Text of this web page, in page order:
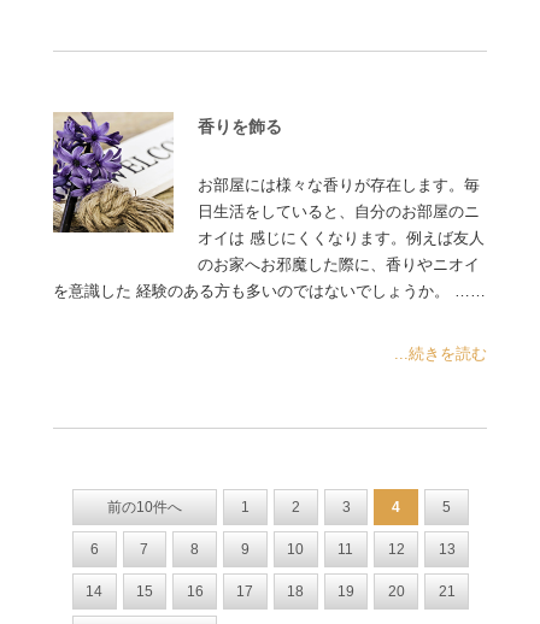
香りを飾る
お部屋には様々な香りが存在します。毎
日生活をしていると、自分のお部屋のニ
オイは 感じにくくなります。例えば友人
のお家へお邪魔した際に、香りやニオイ
を意識した 経験のある方も多いのではないでしょうか。 ……
...続きを読む
前の10件へ 1 2 3 4 5
6 7 8 9 10 11 12 13
14 15 16 17 18 19 20 21